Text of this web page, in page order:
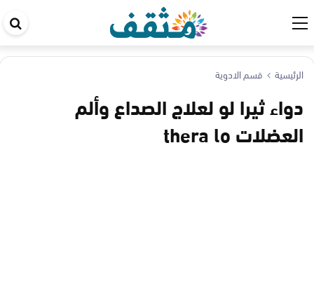
الرئيسية قسم الادوية
دواء ثيرا لو لعلاج الصداع وألم
العضلات thera lo